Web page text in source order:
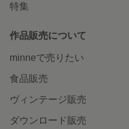
特集
作品販売について
minneで売りたい
食品販売
ヴィンテージ販売
ダウンロード販売